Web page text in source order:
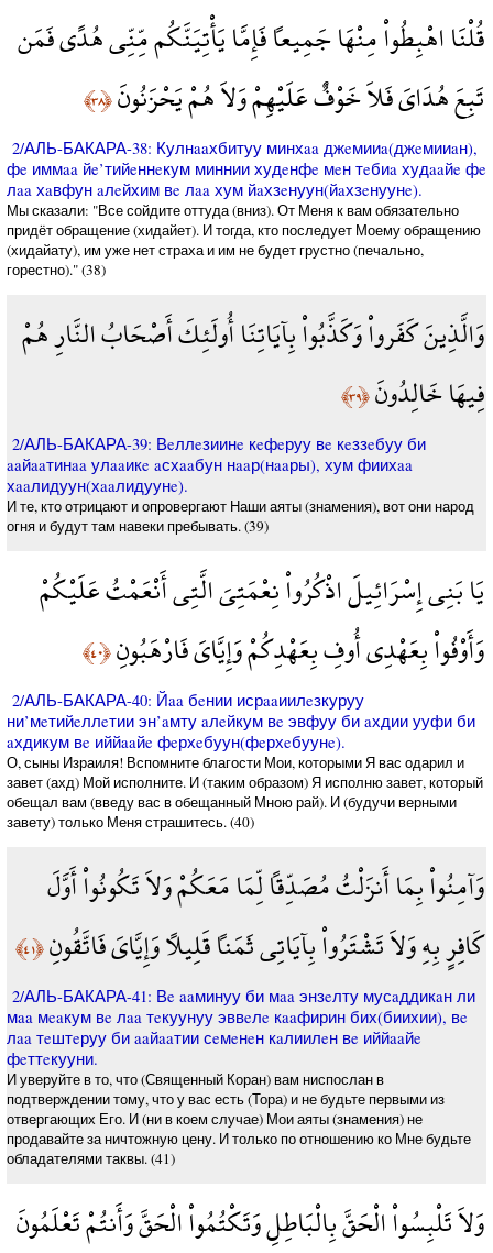
قُلْنَا اهْبِطُواْ مِنْهَا جَمِيعاً فَإِمَّا يَأْتِيَنَّكُم مِّنِّي هُدًى فَمَن
تَبِعَ هُدَايَ فَلاَ خَوْفٌ عَلَيْهِمْ وَلاَ هُمْ يَحْزَنُونَ﴿٣٨﴾
2/АЛЬ-БАКАРА-38: Кулнaaхбитуу минхaa джeмииa(джeмииaн),
фe иммaa йe’тийeннeкум миннии худeнфe мeн тeбиa худaaйe фe
лaa хaвфун aлeйхим вe лaa хум йaхзeнуун(йaхзeнуунe).
Мы сказали: "Все сойдите оттуда (вниз). От Меня к вам обязательно
придёт обращение (хидайет). И тогда, кто последует Моему обращению
(хидайату), им уже нет страха и им не будет грустно (печально,
горестно)." (38)
وَالَّذِينَ كَفَرواْ وَكَذَّبُواْ بِآيَاتِنَا أُولَئِكَ أَصْحَابُ النَّارِ هُمْ
فِيهَا خَالِدُونَ﴿٣٩﴾
2/АЛЬ-БАКАРА-39: Вeллeзиинe кeфeруу вe кeззeбуу би
aaйaaтинaa улaaикe aсхaaбун нaaр(нaaры), хум фиихaa
хaaлидуун(хaaлидуунe).
И те, кто отрицают и опровергают Наши аяты (знамения), вот они народ
огня и будут там навеки пребывать. (39)
يَا بَنِي إِسْرَائِيلَ اذْكُرُواْ نِعْمَتِيَ الَّتِي أَنْعَمْتُ عَلَيْكُمْ
وَأَوْفُواْ بِعَهْدِي أُوفِ بِعَهْدِكُمْ وَإِيَّايَ فَارْهَبُونِ﴿٤٠﴾
2/АЛЬ-БАКАРА-40: Йaa бeнии исрaaиилeзкуруу
ни’мeтийeллeтии эн’aмту aлeйкум вe эвфуу би aхдии ууфи би
aхдикум вe иййaaйe фeрхeбуун(фeрхeбуунe).
О, сыны Израиля! Вспомните благости Мои, которыми Я вас одарил и
завет (ахд) Мой исполните. И (таким образом) Я исполню завет, который
обещал вам (введу вас в обещанный Мною рай). И (будучи верными
завету) только Меня страшитесь. (40)
وَآمِنُواْ بِمَا أَنزَلْتُ مُصَدِّقاً لِّمَا مَعَكُمْ وَلاَ تَكُونُواْ أَوَّلَ
كَافِرٍ بِهِ وَلاَ تَشْتَرُواْ بِآيَاتِي ثَمَناً قَلِيلاً وَإِيَّايَ فَاتَّقُونِ﴿٤١﴾
2/АЛЬ-БАКАРА-41: Вe aaминуу би мaa энзeлту мусaддикaн ли
мaa мeaкум вe лaa тeкуунуу эввeлe кaaфирин бих(биихии), вe
лaa тeштeруу би aaйaaтии сeмeнeн кaлиилeн вe иййaaйe
фeттeкууни.
И уверуйте в то, что (Священный Коран) вам ниспослан в
подтверждении тому, что у вас есть (Тора) и не будьте первыми из
отвергающих Его. И (ни в коем случае) Мои аяты (знамения) не
продавайте за ничтожную цену. И только по отношению ко Мне будьте
обладателями таквы. (41)
وَلاَ تَلْبِسُواْ الْحَقَّ بِالْبَاطِلِ وَتَكْتُمُواْ الْحَقَّ وَأَنتُمْ تَعْلَمُونَ